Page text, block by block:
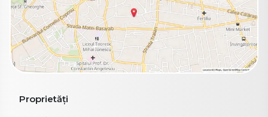
Proprietăți